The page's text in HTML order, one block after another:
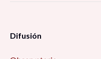
Difusión